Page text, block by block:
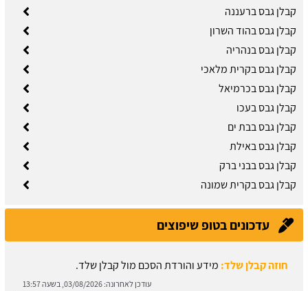
קבלן גבס ברעננה
קבלן גבס בהוד השרון
קבלן גבס בנהריה
קבלן גבס בקרית מלאכי
קבלן גבס בכרמיאל
קבלן גבס בעכו
קבלן גבס בבת ים
קבלן גבס באילת
קבלן גבס בבני ברק
קבלן גבס בקרית שמונה
עדכונים בטופ שיפוצים
תיקון קיר גבס:זקוקים לתיקוני גבס? הזמינו בעל מקצוע עוד היום.
עודכן לאחרונה:03/08/2026, בשעה 13:51